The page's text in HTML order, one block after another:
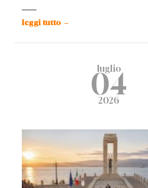
leggi tutto →
luglio
04
2026